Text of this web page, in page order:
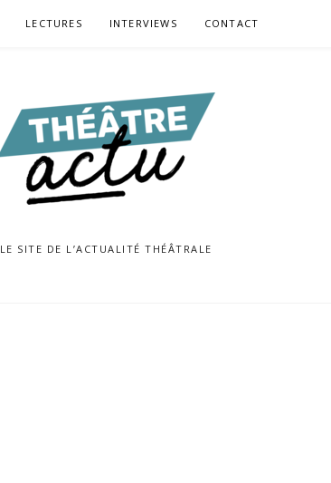
LECTURES INTERVIEWS CONTACT
LE SITE DE L’ACTUALITÉ THÉÂTRALE